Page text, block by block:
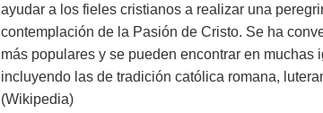
ayudar a los fieles cristianos a realizar una
contemplación de la Pasión de Cristo. Se ha
más populares y se pueden encontrar en muchas
incluyendo las de tradición católica romana,
(Wikipedia)